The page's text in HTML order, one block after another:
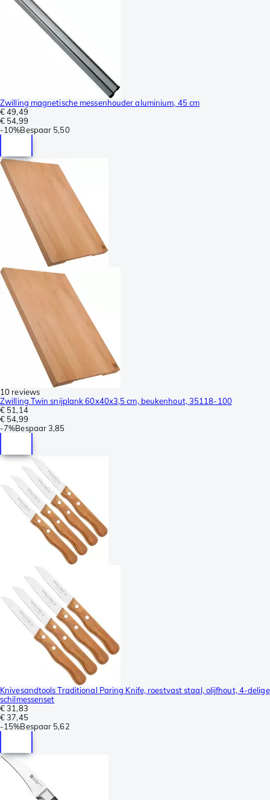
Zwilling magnetische messenhouder aluminium, 45 cm
€ 49,49
€ 54,99
-10%Bespaar 5,50
10 reviews
Zwilling Twin snijplank 60x40x3,5 cm, beukenhout, 35118-100
€ 51,14
€ 54,99
-7%Bespaar3,85
Knivesandtools Traditional Paring Knife, roestvast staal, olijfhout, 4-delige
schilmessenset
€ 31,83
€ 37,45
-15%Bespaar 5,62